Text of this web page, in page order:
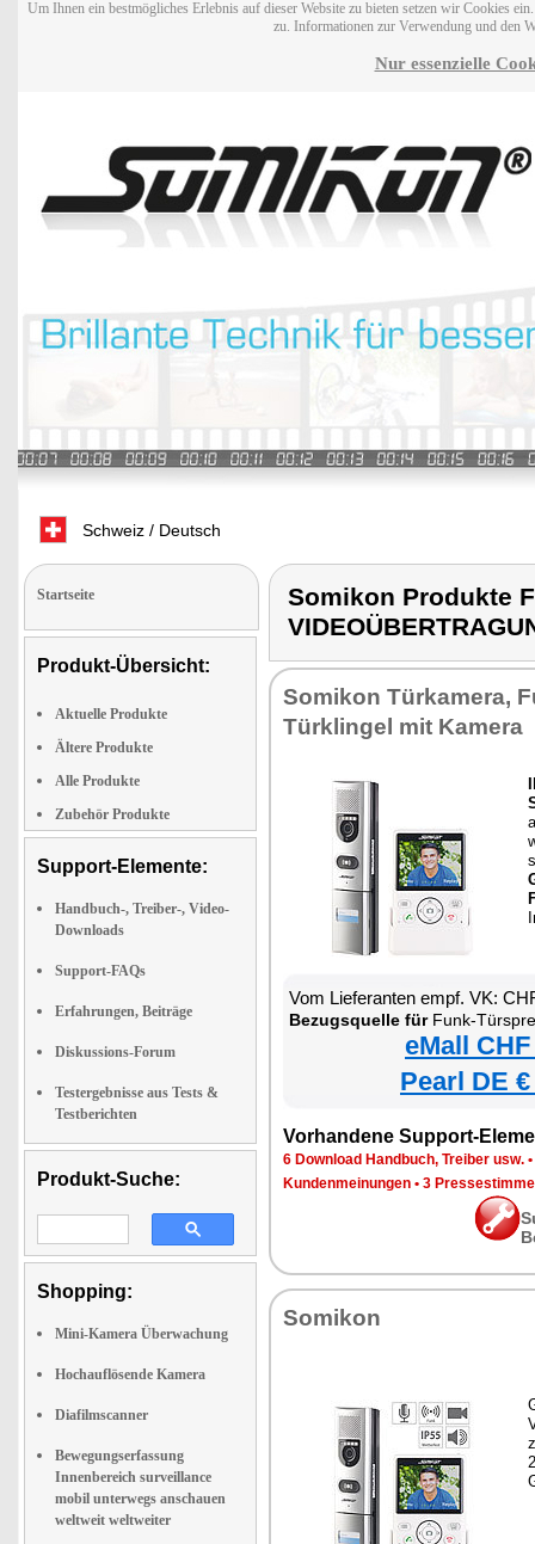
Um Ihnen ein bestmögliches Erlebnis auf dieser Website zu bieten setzen wir Cookies
zu. Informationen zur Verwendung und den
Nur essenzielle
Schweiz / Deutsch
Startseite
Produkt-Übersicht:
Aktuelle Produkte
Ältere Produkte
Alle Produkte
Zubehör Produkte
Support-Elemente:
Handbuch-, Treiber-, Video-
Downloads
Support-FAQs
Erfahrungen, Beiträge
Diskussions-Forum
Testergebnisse aus Tests &
Testberichten
Produkt-Suche:
Shopping:
Mini-Kamera Überwachung
Hochauflösende Kamera
Diafilmscanner
Bewegungserfassung
Innenbereich surveillance
mobil unterwegs anschauen
weltweit weltweiter
Somikon Produkte
Somikon Türkamera,
Türklingel mit Kamera
Vom Lieferanten empf. VK:
Bezugsquelle fürFunk-
eMall
Pearl DE
Vorhandene Support-
6 Download Handbuch, Treiber usw. •
Kundenmeinungen • 3
Somikon